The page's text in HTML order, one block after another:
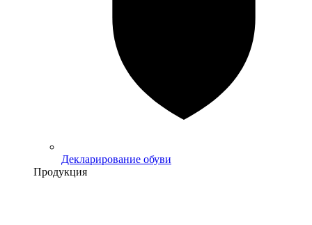
Декларирование обуви
Продукция